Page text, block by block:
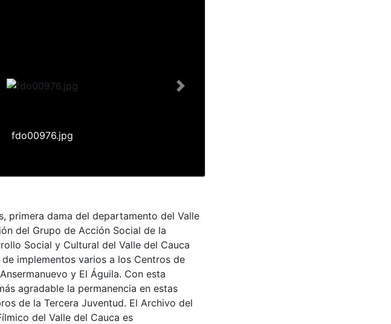
fdo00976.jpg
Next
primera dama del departamento del Valle
del Grupo de Acción Social de la
Social y Cultural del Valle del Cauca
implementos varios a los Centros de
y El Águila. Con esta
agradable la permanencia en estas
de la Tercera Juventud. El Archivo del
del Valle del Cauca es